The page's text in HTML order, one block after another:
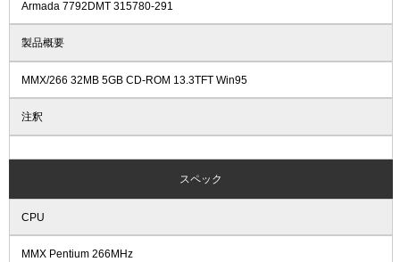
Armada 7792DMT 315780-291
製品概要
MMX/266 32MB 5GB CD-ROM 13.3TFT Win95
注釈
スペック
CPU
MMX Pentium 266MHz